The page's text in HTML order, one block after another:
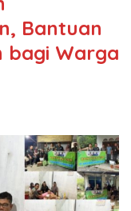
Bantuan
bagi Warga